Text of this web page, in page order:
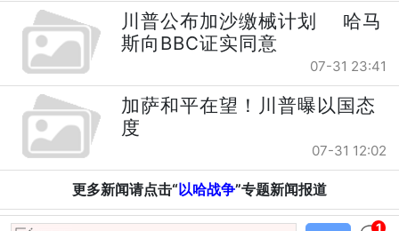
川普公布加沙缴械计划 哈马
斯向BBC证实同意
07-31 23:41
加萨和平在望！川普曝以国态
度
07-31 12:02
更多新闻请点击“以哈战争”专题新闻报道
1